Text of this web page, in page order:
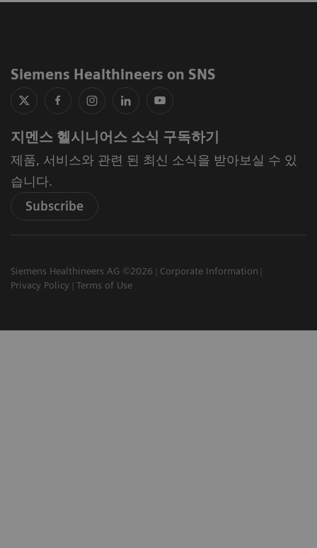
Siemens Healthineers on SNS
지멘스 헬시니어스 소식 구독하기
제품, 서비스와 관련 된 최신 소식을 받아보실 수 있
습니다.
Subscribe
Siemens Healthineers AG ©2026
Corporate Information
Privacy Policy
Terms of Use